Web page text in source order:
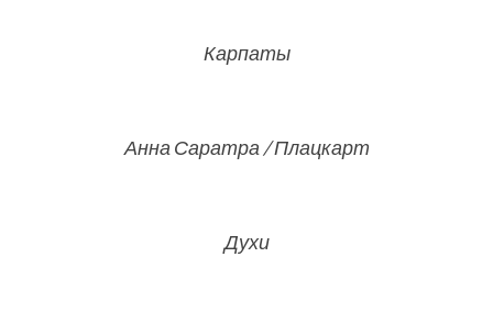
Карпаты
Анна Саратра / Плацкарт
Духи